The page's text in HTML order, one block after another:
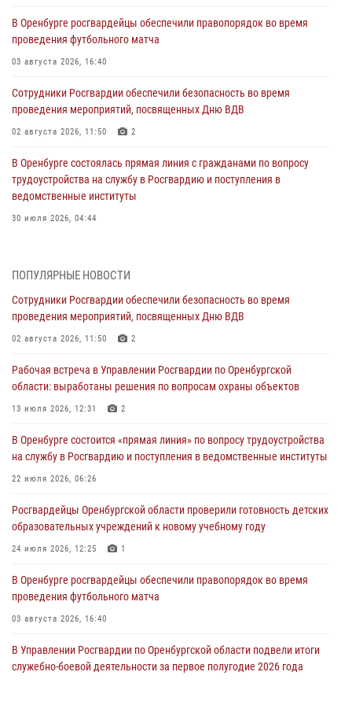
В Оренбурге росгвардейцы обеспечили правопорядок во время
проведения футбольного матча
03 августа 2026, 16:40
Сотрудники Росгвардии обеспечили безопасность во время
проведения мероприятий, посвященных Дню ВДВ
02 августа 2026, 11:50 2
В Оренбурге состоялась прямая линия с гражданами по вопросу
трудоустройства на службу в Росгвардию и поступления в
ведомственные институты
30 июля 2026, 04:44
28 июля 2026, 09:41 1
Росгвардейцы обеспечили правопорядок на праздновании Дня
ВМФ в Оренбурге
27 июля 2026, 14:36 2
Росгвардейцы предотвратили трагедию: спасен мужчина в тяжелой
жизненной ситуации (ВИДЕО)
26 июля 2026, 14:45 1
Росгвардейцы Оренбургской области проверили готовность детских
образовательных учреждений к новому учебному году
24 июля 2026, 12:25
При силовой поддержке ОМОН «Кобра» Росгвардии в Оренбурге
проведён рейд по строительным объектам
23 июля 2026, 10:47
ПОПУЛЯРНЫЕ НОВОСТИ
Сотрудники Росгвардии обеспечили безопасность во время
проведения мероприятий, посвященных Дню ВДВ
02 августа 2026, 11:50 2
Рабочая встреча в Управлении Росгвардии по Оренбургской
области: выработаны решения по вопросам охраны объектов
13 июля 2026, 12:31 2
В Оренбурге состоится «прямая линия» по вопросу трудоустройства
на службу в Росгвардию и поступления в ведомственные институты
22 июля 2026, 06:26
Росгвардейцы Оренбургской области проверили готовность детских
образовательных учреждений к новому учебному году
24 июля 2026, 12:25 1
В Оренбурге росгвардейцы обеспечили правопорядок во время
проведения футбольного матча
03 августа 2026, 16:40
В Управлении Росгвардии по Оренбургской области подвели итоги
служебно-боевой деятельности за первое полугодие 2026 года